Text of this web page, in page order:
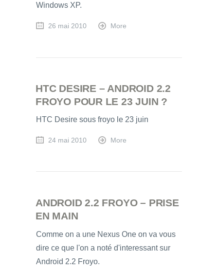
Windows XP.
26 mai 2010 More
HTC DESIRE – ANDROID 2.2
FROYO POUR LE 23 JUIN ?
HTC Desire sous froyo le 23 juin
24 mai 2010 More
ANDROID 2.2 FROYO – PRISE
EN MAIN
Comme on a une Nexus One on va vous
dire ce que l'on a noté d'interessant sur
Android 2.2 Froyo.